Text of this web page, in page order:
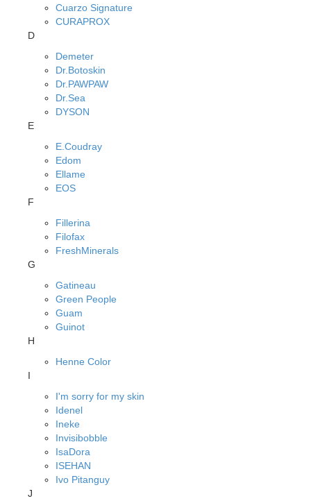
Cuarzo Signature
CURAPROX
D
Demeter
Dr.Botoskin
Dr.PAWPAW
Dr.Sea
DYSON
E
E.Coudray
Edom
Ellame
EOS
F
Fillerina
Filofax
FreshMinerals
G
Gatineau
Green People
Guam
Guinot
H
Henne Color
I
I'm sorry for my skin
Idenel
Ineke
Invisibobble
IsaDora
ISEHAN
Ivo Pitanguy
J